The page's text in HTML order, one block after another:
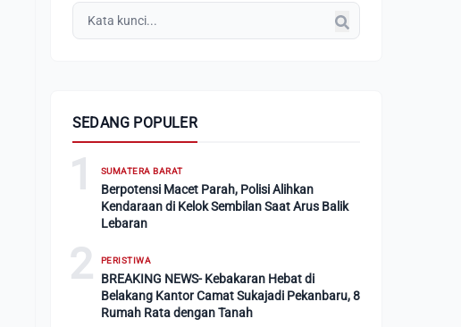
SEDANG POPULER
1 SUMATERA BARAT
Berpotensi Macet Parah, Polisi Alihkan
Kendaraan di Kelok Sembilan Saat Arus Balik
Lebaran
2 PERISTIWA
BREAKING NEWS- Kebakaran Hebat di
Belakang Kantor Camat Sukajadi Pekanbaru, 8
Rumah Rata dengan Tanah